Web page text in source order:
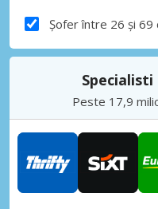
Șofer între 26 și 69
Peste 17,9